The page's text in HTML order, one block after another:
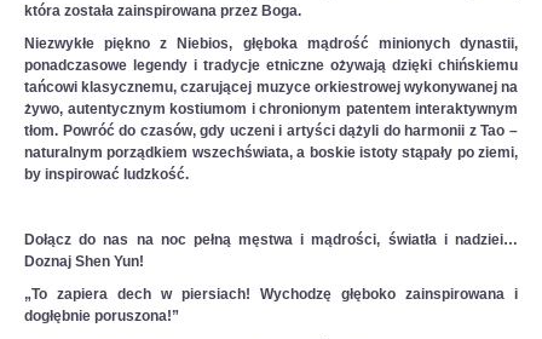
która została zainspirowana przez Boga.
Niezwykłe piękno z Niebios, głęboka mądrość minionych dynastii,
ponadczasowe legendy i tradycje etniczne ożywają dzięki chińskiemu
tańcowi klasycznemu, czarującej muzyce orkiestrowej wykonywanej na
żywo, autentycznym kostiumom i chronionym patentem interaktywnym
tłom. Powróć do czasów, gdy uczeni i artyści dążyli do harmonii z Tao –
naturalnym porządkiem wszechświata, a boskie istoty stąpały po ziemi,
by inspirować ludzkość.
Dołącz do nas na noc pełną męstwa i mądrości, światła i nadziei…
Doznaj Shen Yun!
„To zapiera dech w piersiach! Wychodzę głęboko zainspirowana i
dogłębnie poruszona!”